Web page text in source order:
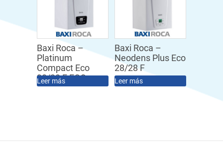
Baxi Roca –
Platinum
Compact Eco
30/30 F ECO
Leer más
Baxi Roca –
Neodens Plus Eco
28/28 F
Leer más